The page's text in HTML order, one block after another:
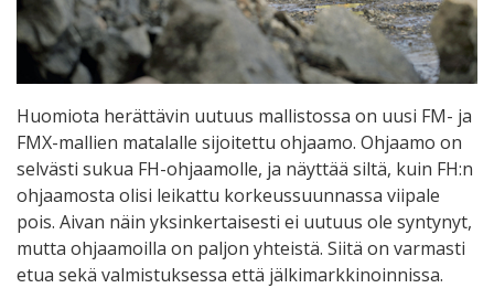
Huomiota herättävin uutuus mallistossa on uusi FM- ja
FMX-mallien matalalle sijoitettu ohjaamo. Ohjaamo on
selvästi sukua FH-ohjaamolle, ja näyttää siltä, kuin FH:n
ohjaamosta olisi leikattu korkeussuunnassa viipale
pois. Aivan näin yksinkertaisesti ei uutuus ole syntynyt,
mutta ohjaamoilla on paljon yhteistä. Siitä on varmasti
etua sekä valmistuksessa että jälkimarkkinoinnissa.